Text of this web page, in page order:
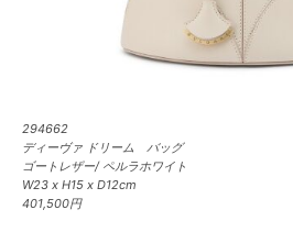
294662
ディーヴァ ドリーム バッグ
ゴートレザー/ ペルラホワイト
W23 x H15 x D12cm
401,500円